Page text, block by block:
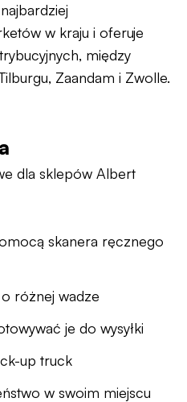
w kraju i oferuje
między
Zaandam i Zwolle.
dla sklepów Albert
skanera ręcznego
różnej wadze
je do wysyłki
up truck
w swoim miejscu